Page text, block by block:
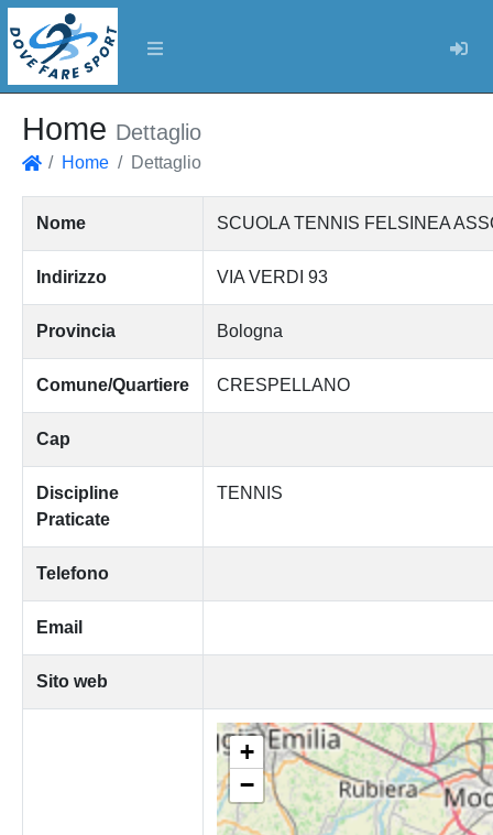
Home Dettaglio
Home Dettaglio
Nome SCUOLA TENNIS FELSINEA
Indirizzo VIA VERDI 93
Provincia Bologna
Comune/Quartiere CRESPELLANO
Cap
Discipline
Praticate
TENNIS
Telefono
Email
Sito web
+
−